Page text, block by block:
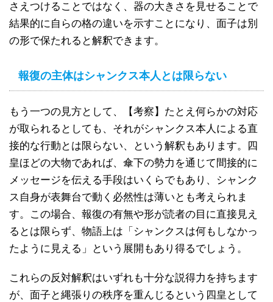
さえつけることではなく、器の大きさを見せることで
結果的に自らの格の違いを示すことになり、面子は別
の形で保たれると解釈できます。
報復の主体はシャンクス本人とは限らない
もう一つの見方として、【考察】たとえ何らかの対応
が取られるとしても、それがシャンクス本人による直
接的な行動とは限らない、という解釈もあります。四
皇ほどの大物であれば、傘下の勢力を通じて間接的に
メッセージを伝える手段はいくらでもあり、シャンク
ス自身が表舞台で動く必然性は薄いとも考えられま
す。この場合、報復の有無や形が読者の目に直接見え
るとは限らず、物語上は「シャンクスは何もしなかっ
たように見える」という展開もあり得るでしょう。
これらの反対解釈はいずれも十分な説得力を持ちます
が、面子と縄張りの秩序を重んじるという四皇として